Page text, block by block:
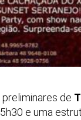
de
e uma